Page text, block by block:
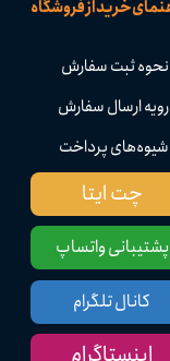
خرید از فروشگاه
نحوه ثبت سفارش
رویه ارسال سفارش
شیوه‌های پرداخت
پشتیبانی واتساپ
چت ایتا
کانال تلگرام